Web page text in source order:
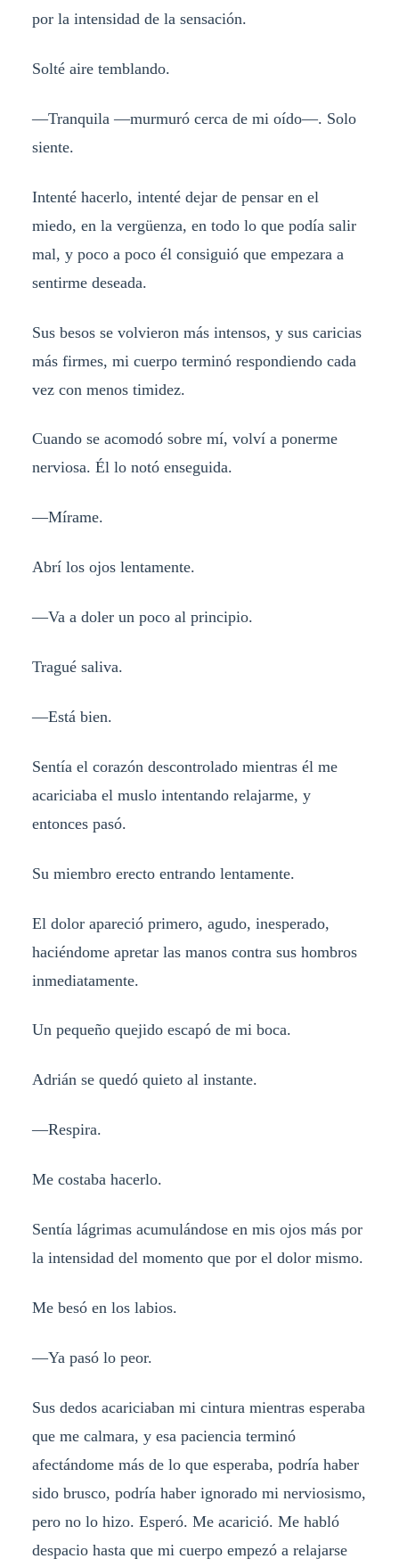
por la intensidad de la sensación.
Solté aire temblando.
—Tranquila —murmuró cerca de mi oído—. Solo
siente.
Intenté hacerlo, intenté dejar de pensar en el
miedo, en la vergüenza, en todo lo que podía salir
mal, y poco a poco él consiguió que empezara a
sentirme deseada.
Sus besos se volvieron más intensos, y sus caricias
más firmes, mi cuerpo terminó respondiendo cada
vez con menos timidez.
Cuando se acomodó sobre mí, volví a ponerme
nerviosa. Él lo notó enseguida.
—Mírame.
Abrí los ojos lentamente.
—Va a doler un poco al principio.
Tragué saliva.
—Está bien.
Sentía el corazón descontrolado mientras él me
acariciaba el muslo intentando relajarme, y
entonces pasó.
Su miembro erecto entrando lentamente.
El dolor apareció primero, agudo, inesperado,
haciéndome apretar las manos contra sus hombros
inmediatamente.
Un pequeño quejido escapó de mi boca.
Adrián se quedó quieto al instante.
—Respira.
Me costaba hacerlo.
Sentía lágrimas acumulándose en mis ojos más por
la intensidad del momento que por el dolor mismo.
Me besó en los labios.
—Ya pasó lo peor.
Sus dedos acariciaban mi cintura mientras esperaba
que me calmara, y esa paciencia terminó
afectándome más de lo que esperaba, podría haber
sido brusco, podría haber ignorado mi nerviosismo,
pero no lo hizo. Esperó. Me acarició. Me habló
despacio hasta que mi cuerpo empezó a relajarse